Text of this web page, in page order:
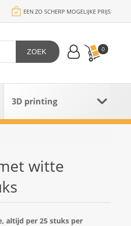
EEN ZO SCHERP MOGELIJKE PRIJS
0
ZOEK
3D printing
witte
altijd per 25 stuks per